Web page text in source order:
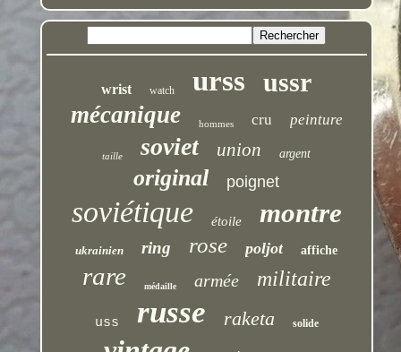
wrist watch urss ussr
mécanique hommes cru peinture
taille soviet union argent
original poignet
soviétique étoile montre
ukrainien ring rose poljot affiche
rare médaille armée militaire
uss russe raketa solide